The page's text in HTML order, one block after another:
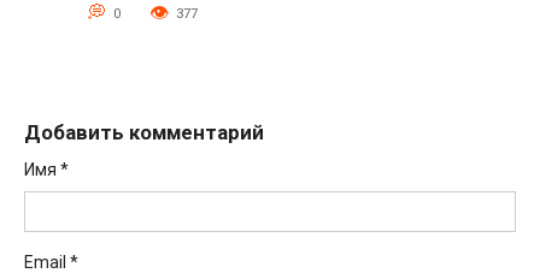
0 377
Добавить комментарий
Имя *
Email *